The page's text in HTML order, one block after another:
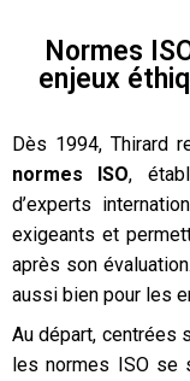
Normes
enjeux
Dès 1994, Thirard
normes ISO,
d’experts
exigeants et
après son
aussi bien pour les
Au départ, centrées
les normes ISO se